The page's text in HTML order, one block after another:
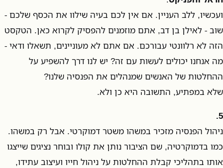
ועכשיו, ללב העניין. אם אין לכם בעיה שילוו את הכסף שלכם -
שוב - לאילן בן דב, אתם מוזמנים להפסיק לקרוא כאן. הטקסט
הזה לא רלוונטי עבורכם. אם אתם לא מעוניינים, תשאלו ודאי -
מה אנחנו יכולים לעשות עם זה? יש לנו דרך להשפיע על
ההחלטות של האנשים שמנהלים את הפנסיה שלנו?
שלא במפתיע, התשובה היא כן ולא.
5.
ניהול הפנסיה מזכיר במשהו משטר דמוקרטי. אבל רק במשהו.
כמו בדמוקרטיה, שם הציבור נותן את קולו ובוחר נציגים שייצגו
אותו בתהליכי קבלת ההחלטות על ניהול חייו ועיצוב עתידו,